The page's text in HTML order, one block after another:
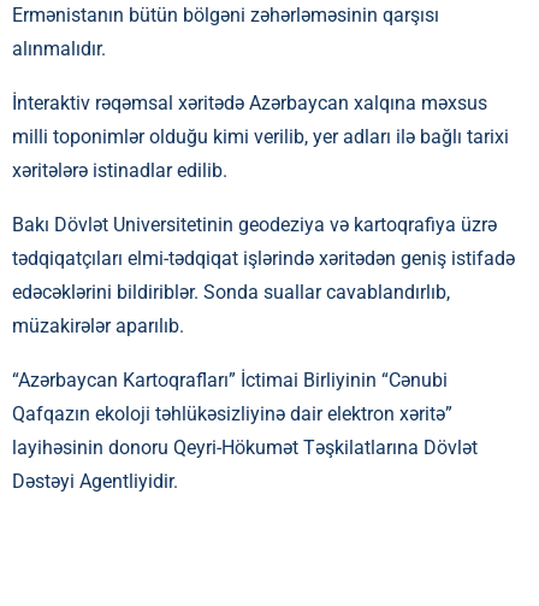
Ermənistanın bütün bölgəni zəhərləməsinin qarşısı
alınmalıdır.
İnteraktiv rəqəmsal xəritədə Azərbaycan xalqına məxsus
milli toponimlər olduğu kimi verilib, yer adları ilə bağlı tarixi
xəritələrə istinadlar edilib.
Bakı Dövlət Universitetinin geodeziya və kartoqrafiya üzrə
tədqiqatçıları elmi-tədqiqat işlərində xəritədən geniş istifadə
edəcəklərini bildiriblər. Sonda suallar cavablandırlıb,
müzakirələr aparılıb.
“Azərbaycan Kartoqrafları” İctimai Birliyinin “Cənubi
Qafqazın ekoloji təhlükəsizliyinə dair elektron xəritə”
layihəsinin donoru Qeyri-Hökumət Təşkilatlarına Dövlət
Dəstəyi Agentliyidir.